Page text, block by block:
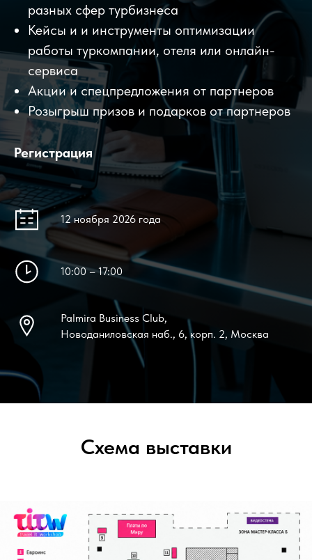
разных сфер турбизнеса
Кейсы и и инструменты оптимизации
работы туркомпании, отеля или онлайн-
сервиса
Акции и спецпредложения от партнеров
Розыгрыш призов и подарков от партнеров
Регистрация
12 ноября 2026 года
10:00 – 17:00
Palmira Business Club,
Новоданиловская наб., 6, корп. 2, Москва
Схема выставки